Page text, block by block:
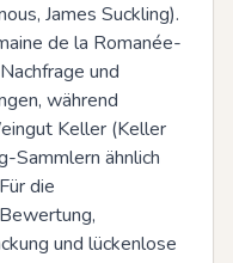
James Suckling).
de la Romanée-
und
während
Keller (Keller
Sammlern ähnlich
die
und lückenlose